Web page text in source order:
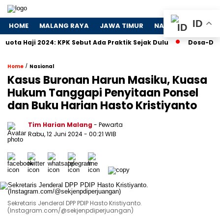
HOME MALANG RAYA JAWA TIMUR NASIONAL
2024: KPK Sebut Ada Praktik Sejak Dulu Dosa-Dosa 4
Home / Nasional
Kasus Buronan Harun Masiku, Kuasa
Hukum Tanggapi Penyitaan Ponsel
dan Buku Harian Hasto Kristiyanto
Tim Harian Malang- Pewarta
Rabu, 12 Juni 2024- 00:21 WIB
Sekretaris Jenderal DPP PDIP Hasto Kristiyanto.
(Instagram.com/@sekjenpdiperjuangan)
ID